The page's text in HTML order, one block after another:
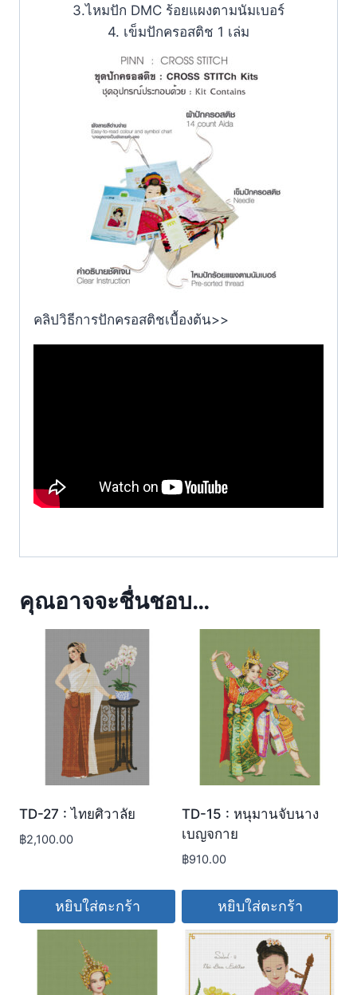
3.ไหมปัก DMC ร้อยแผงตามนัมเบอร์
4. เข็มปักครอสติช 1 เล่ม
คลิปวิธีการปักครอสติชเบื้องต้น>>
คุณอาจจะชื่นชอบ…
TD-27 : ไทยศิวาลัย
฿2,100.00
หยิบใส่ตะกร้า
TD-15 : หนุมานจับนาง
เบญจกาย
฿910.00
หยิบใส่ตะกร้า